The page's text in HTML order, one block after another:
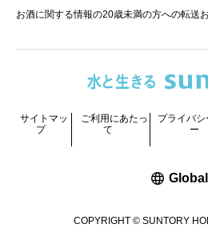
お酒に関する情報の20歳未満の方への転送
COPYRIGHT © SUNTORY
サイトマッ
プ
ご利用にあたっ
て
プライバシ
ー
Global